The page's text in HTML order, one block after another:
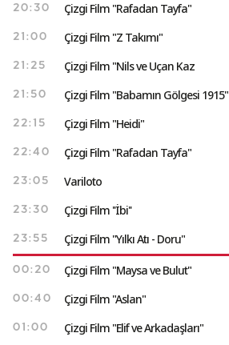
20:30 Çizgi Film "Rafadan Tayfa"
21:00 Çizgi Film "Z Takımı"
21:25 Çizgi Film "Nils ve Uçan Kaz
21:50 Çizgi Film "Babamın Gölgesi 1915"
22:15 Çizgi Film "Heidi"
22:40 Çizgi Film "Rafadan Tayfa"
23:05 Variloto
23:30 Çizgi Film ''İbi''
23:55 Çizgi Film "Yılkı Atı - Doru"
00:20 Çizgi Film "Maysa ve Bulut"
00:40 Çizgi Film "Aslan"
01:00 Çizgi Film "Elif ve Arkadaşları"